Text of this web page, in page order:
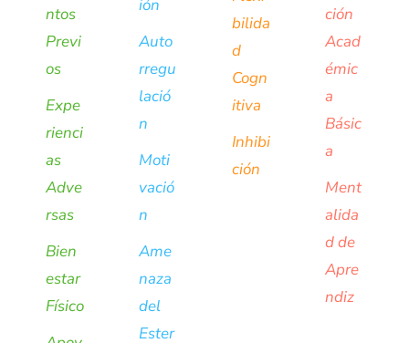
ntos
Previ
os
Expe
rienci
as
Adve
rsas
Bien
estar
Físico
ión
Auto
rregu
lació
n
Moti
vació
n
Ame
naza
del
Ester
bilida
d
Cogn
itiva
Inhibi
ción
ción
Acad
émic
a
Básic
a
Ment
alida
d de
Apre
ndiz